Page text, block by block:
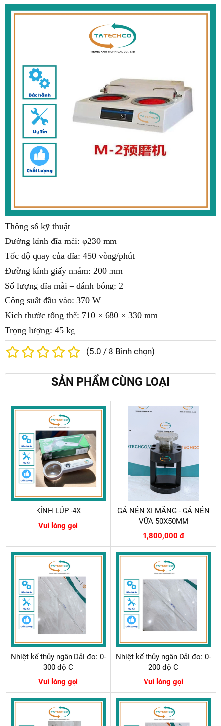
Thông số kỹ thuật
Đường kính đĩa mài: φ230 mm
Tốc độ quay của đĩa: 450 vòng/phút
Đường kính giấy nhám: 200 mm
Số lượng đĩa mài – đánh bóng: 2
Công suất đầu vào: 370 W
Kích thước tổng thể: 710 × 680 × 330 mm
Trọng lượng: 45 kg
(5.0 / 8 Bình chọn)
SẢN PHẨM CÙNG LOẠI
KÍNH LÚP -4X
Vui lòng gọi
GÁ NÉN XI MĂNG - GÁ NÉN
VỮA 50X50MM
1,800,000 đ
Nhiệt kế thủy ngân Dải đo: 0-
300 độ C
Vui lòng gọi
Nhiệt kế thủy ngân Dải đo: 0-
200 độ C
Vui lòng gọi